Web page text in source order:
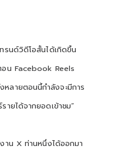
รนด์วิดีโอสั้นได้เกิดขึ้น
อน Facebook Reels
ลายตอนนี้กำลังจะมีการ
ายได้จากยอดเข้าชม”
าน X ท่านหนึ่งได้ออกมา